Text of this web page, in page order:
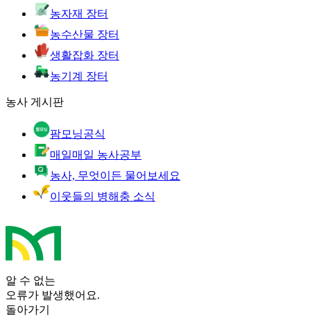
농자재 장터
농수산물 장터
생활잡화 장터
농기계 장터
농사 게시판
팜모닝공식
매일매일 농사공부
농사, 무엇이든 물어보세요
이웃들의 병해충 소식
알 수 없는
오류가 발생했어요.
돌아가기